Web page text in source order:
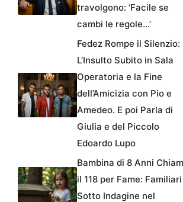
travolgono: ‘Facile se
cambi le regole…’
Fedez Rompe il Silenzio:
L’Insulto Subito in Sala
Operatoria e la Fine
dell’Amicizia con Pio e
Amedeo. E poi Parla di
Giulia e del Piccolo
Edoardo Lupo
Bambina di 8 Anni
il 118 per Fame: Familiari
Sotto Indagine nel